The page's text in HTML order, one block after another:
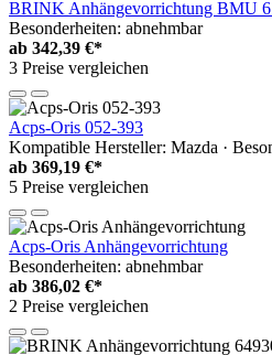
BRINK Anhängevorrichtung BMU
Besonderheiten: abnehmbar
ab 342,39 €*
3 Preise vergleichen
Acps-Oris 052-393
Kompatible Hersteller: Mazda ·
ab 369,19 €*
5 Preise vergleichen
Acps-Oris Anhängevorrichtung
Besonderheiten: abnehmbar
ab 386,02 €*
2 Preise vergleichen